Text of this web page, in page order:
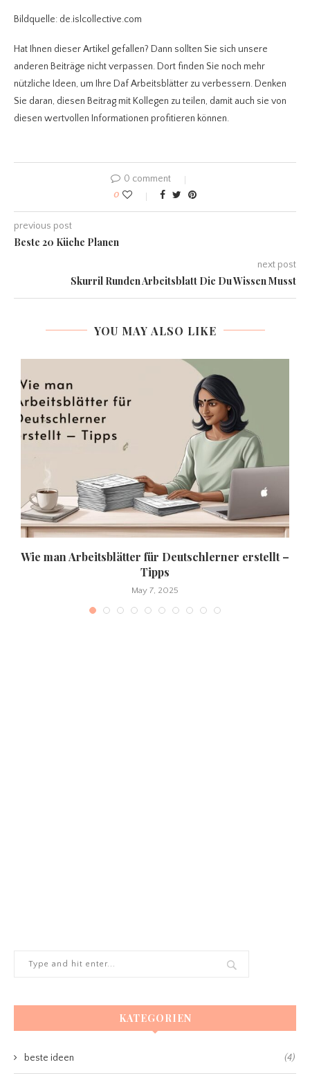
Bildquelle: de.islcollective.com
Hat Ihnen dieser Artikel gefallen? Dann sollten Sie sich unsere
anderen Beiträge nicht verpassen. Dort finden Sie noch mehr
nützliche Ideen, um Ihre Daf Arbeitsblätter zu verbessern. Denken
Sie daran, diesen Beitrag mit Kollegen zu teilen, damit auch sie von
diesen wertvollen Informationen profitieren können.
0 comment
0
previous post
Beste 20 Küche Planen
next post
Skurril Runden Arbeitsblatt Die Du Wissen Musst
YOU MAY ALSO LIKE
Wie man Arbeitsblätter für Deutschlerner erstellt –
Tipps
May 7, 2025
KATEGORIEN
beste ideen (4)